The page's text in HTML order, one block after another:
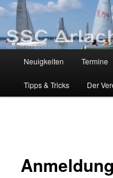
Zum
Inhalt
wechseln
SSC-
Segelclub am Chiemsee
Neuigkeiten Termine
Tipps & Tricks Der